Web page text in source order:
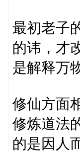
最初老子
的讳，才
是解释万
修仙方面
修炼道法
的是因人